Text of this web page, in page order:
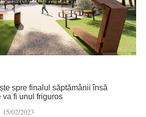
spre finalul săptămânii însă
va fi unul friguros
15/02/2023